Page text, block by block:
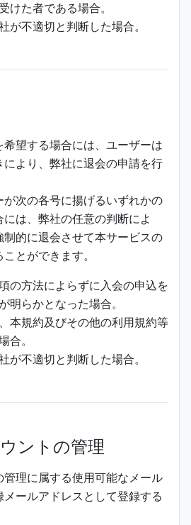
けた者である場合。
が不適切と判断した場合。
望する場合には、ユーザーは
より、弊社に退会の申請を行
次の各号に揚げるいずれかの
は、弊社の任意の判断によ
制的に退会させて本サービスの
とができます。
の方法によらずに入会の申込を
明らかとなった場合。
本規約及びその他の利用規約等
合。
が不適切と判断した場合。
ントの管理
理に属する使用可能なメール
ールアドレスとして登録する